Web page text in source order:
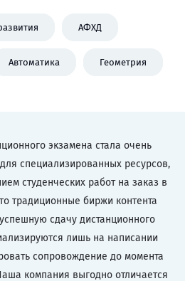
АФХД
Автоматика Геометрия
экзамена стала очень
специализированных ресурсов,
студенческих работ на заказ в
традиционные биржи контента
сдачу дистанционного
лишь на написании
сопровождение до момента
компания выгодно отличается